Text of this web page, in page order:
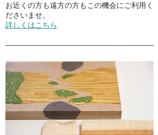
お近くの方も遠方の方もこの機会にご利用く
ださいませ。
詳しくはこちら